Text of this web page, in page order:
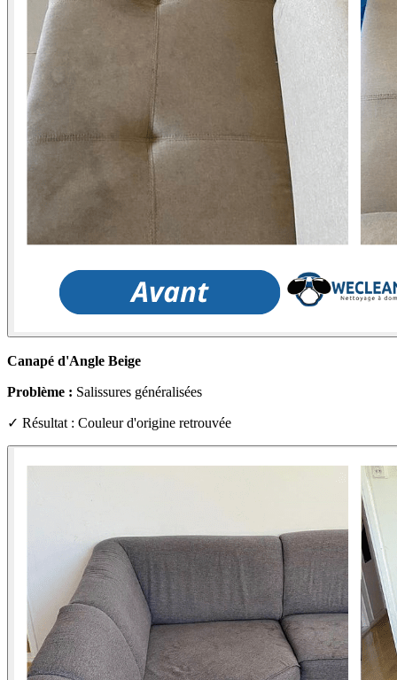
Canapé d'Angle Beige
Problème : Salissures généralisées
✓ Résultat : Couleur d'origine retrouvée